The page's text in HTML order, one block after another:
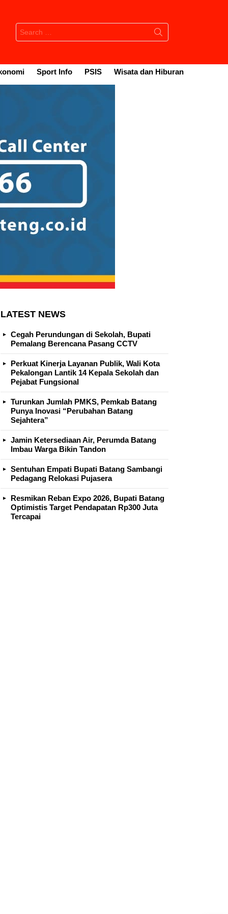
Search
for:
Sport Info PSIS Wisata dan Hiburan
LATEST NEWS
Cegah Perundungan di Sekolah, Bupati
Pemalang Berencana Pasang CCTV
Perkuat Kinerja Layanan Publik, Wali Kota
Pekalongan Lantik 14 Kepala Sekolah dan
Pejabat Fungsional
Turunkan Jumlah PMKS, Pemkab Batang
Punya Inovasi “Perubahan Batang
Sejahtera”
Jamin Ketersediaan Air, Perumda Batang
Imbau Warga Bikin Tandon
Sentuhan Empati Bupati Batang Sambangi
Pedagang Relokasi Pujasera
Resmikan Reban Expo 2026, Bupati Batang
Optimistis Target Pendapatan Rp300 Juta
Tercapai